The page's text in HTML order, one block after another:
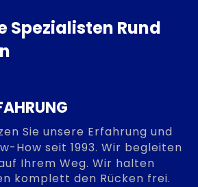
Spezialisten Rund
Sie unsere Erfahrung und
How seit 1993. Wir begleiten
Ihrem Weg. Wir halten
komplett den Rücken frei.